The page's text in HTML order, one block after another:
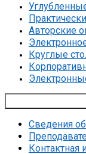
Авторские
Круглые
Сведения
Контактная